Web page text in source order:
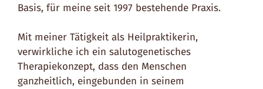
Basis, für meine seit 1997 bestehende Praxis.
Mit meiner Tätigkeit als Heilpraktikerin,
verwirkliche ich ein salutogenetisches
Therapiekonzept, dass den Menschen
ganzheitlich, eingebunden in seinem